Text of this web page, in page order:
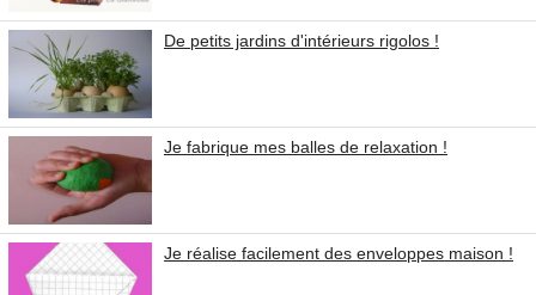
De petits jardins d'intérieurs rigolos !
Je fabrique mes balles de relaxation !
Je réalise facilement des enveloppes maison !